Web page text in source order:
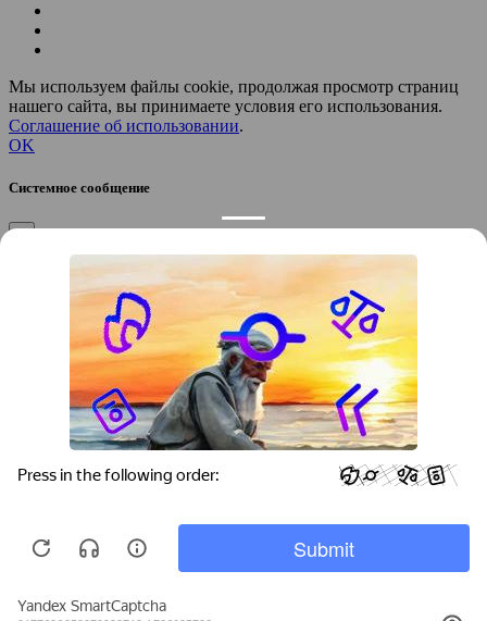
Мы используем файлы cookie, продолжая просмотр страниц
нашего сайта, вы принимаете условия его использования.
Соглашение об использовании.
OK
Системное сообщение
×
Закрыть
Подтверждение компании
Если вы директор, руководитель или официальный
представитель компании “
”, вы можете привязать компанию к
своему аккаунту, чтобы получать уведомления и
редактировать контакты.
Вы желаете привязать эту компанию к своему аккаунту?
Укажите город, который требуется найти: